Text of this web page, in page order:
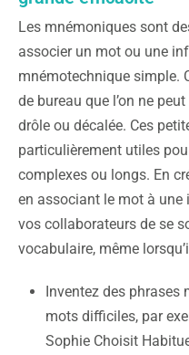
Les mnémoniques sont
associer un mot ou une
mnémotechnique simple.
de bureau que l’on ne
drôle ou décalée. Ces
particulièrement utiles
complexes ou longs. En
en associant le mot à une
vos collaborateurs de se
vocabulaire, même
Inventez des phrases
mots difficiles, par
Sophie Choisit